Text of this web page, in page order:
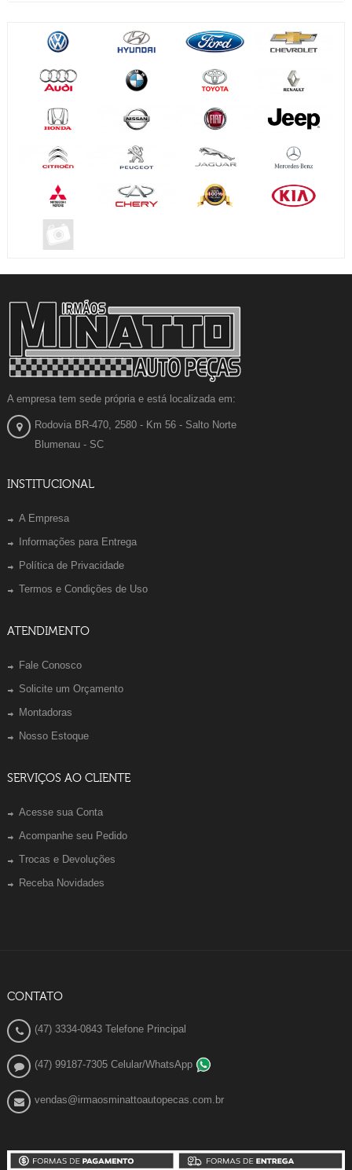
A empresa tem sede própria e está localizada em:
Rodovia BR-470, 2580 - Km 56 - Salto Norte
Blumenau - SC
INSTITUCIONAL
A Empresa
Informações para Entrega
Política de Privacidade
Termos e Condições de Uso
ATENDIMENTO
Fale Conosco
Solicite um Orçamento
Montadoras
Nosso Estoque
SERVIÇOS AO CLIENTE
Acesse sua Conta
Acompanhe seu Pedido
Trocas e Devoluções
Receba Novidades
CONTATO
(47) 3334-0843 Telefone Principal
(47) 99187-7305 Celular/WhatsApp
vendas@irmaosminattoautopecas.com.br